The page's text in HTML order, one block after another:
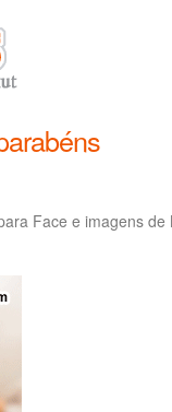
Face e imagens